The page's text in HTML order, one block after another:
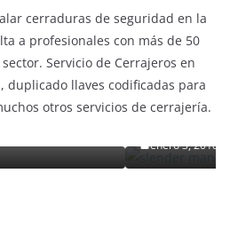
visto como forzaban la puerta
cerraduras de seguridad en la
a profesionales con más de 50
duplicado llaves codificadas para
otros servicios de cerrajería.
al cine y te mostramos todos